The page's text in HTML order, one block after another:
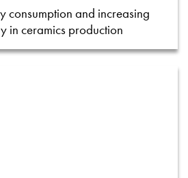
consumption and increasing
in ceramics production